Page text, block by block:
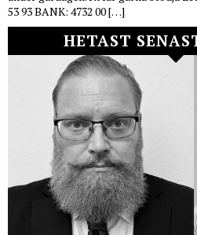
53 93 BANK: 4732 00 […]
HETAST